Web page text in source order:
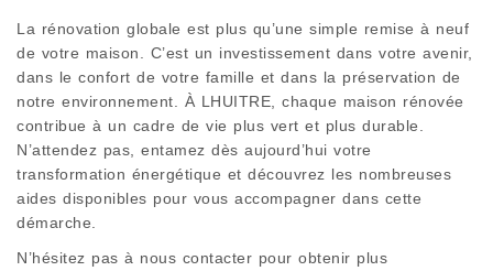
La rénovation globale est plus qu’une simple remise à neuf
de votre maison. C’est un investissement dans votre avenir,
dans le confort de votre famille et dans la préservation de
notre environnement. À LHUITRE, chaque maison rénovée
contribue à un cadre de vie plus vert et plus durable.
N’attendez pas, entamez dès aujourd’hui votre
transformation énergétique et découvrez les nombreuses
aides disponibles pour vous accompagner dans cette
démarche.
N’hésitez pas à nous contacter pour obtenir plus